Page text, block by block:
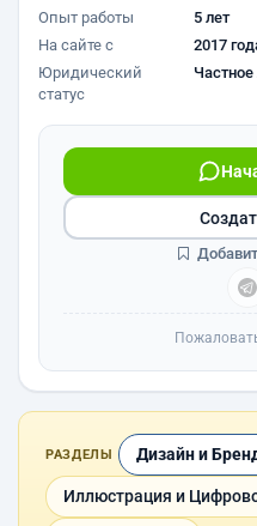
Опыт работы
5 лет
На сайте с
2017
Юридический
статус
РАЗДЕЛЫ Дизайн и
Иллюстрация и